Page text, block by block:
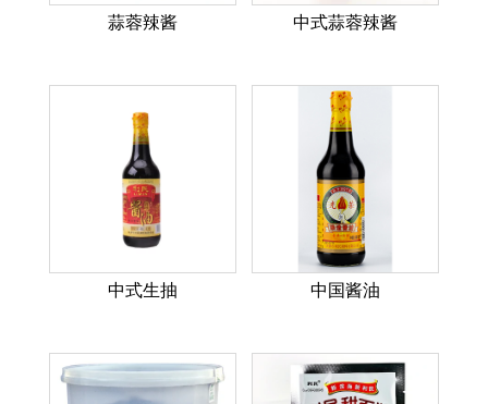
蒜蓉辣酱 中式蒜蓉辣酱
中式生抽 中国酱油